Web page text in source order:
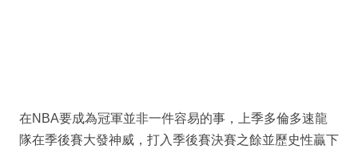
在NBA要成為冠軍並非一件容易的事，上季多倫多速龍
隊在季後賽大發神威，打入季後賽決賽之餘並歷史性贏下